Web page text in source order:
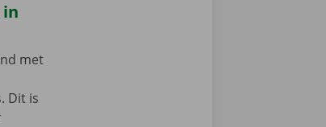
in
met
Dit is